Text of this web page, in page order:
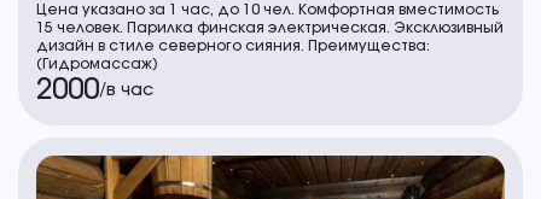
Цена указано за 1 час, до 10 чел. Комфортная вместимость
15 человек. Парилка финская электрическая. Эксклюзивный
дизайн в стиле северного сияния. Преимущества:
(Гидромассаж)
2000/в час